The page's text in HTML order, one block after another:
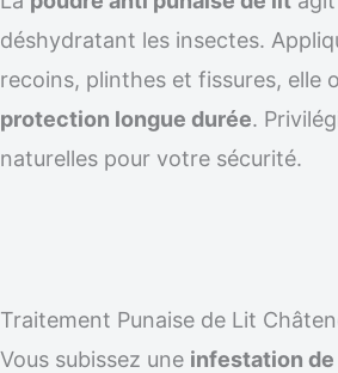
déshydratant les insectes.
recoins, plinthes et fissures, elle
protection longue durée.
naturelles pour votre sécurité.
Traitement Punaise de Lit
Vous subissez une infestation